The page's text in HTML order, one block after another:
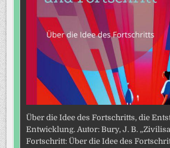
Über die Idee des Fortschritts, die
Entwicklung. Autor: Bury, J. B.
Fortschritt: Über die Idee des